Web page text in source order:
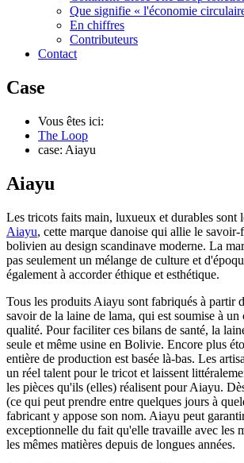
Que signifie « l'économie
En chiffres
Contributeurs
Contact
Case
Vous êtes ici:
The Loop
case: Aiayu
Aiayu
Les tricots faits main, luxueux et durables sont
Aiayu, cette marque danoise qui allie le
bolivien au design scandinave moderne. La
pas seulement un mélange de culture et
également à accorder éthique et esthétique.
Tous les produits Aiayu sont fabriqués à partir
savoir de la laine de lama, qui est soumise à
qualité. Pour faciliter ces bilans de santé, la
seule et même usine en Bolivie. Encore plus
entière de production est basée là-bas. Les
un réel talent pour le tricot et laissent
les pièces qu'ils (elles) réalisent pour Aiayu.
(ce qui peut prendre entre quelques jours à
fabricant y appose son nom. Aiayu peut
exceptionnelle du fait qu'elle travaille avec les
les mêmes matières depuis de longues années.